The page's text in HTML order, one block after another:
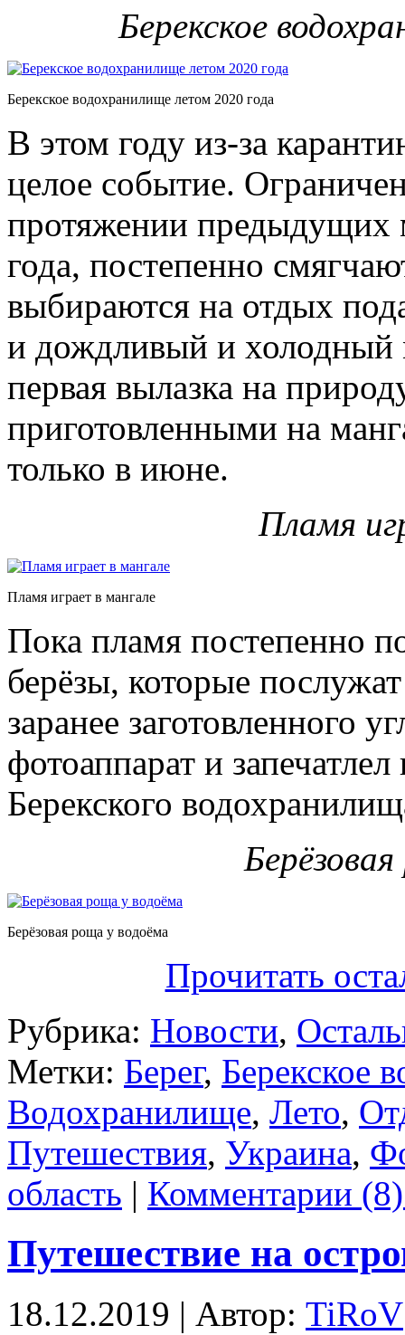
Берекское
Берекское водохранилище летом 2020 года
В этом году из-за
целое событие.
протяжении предыдущих
года, постепенно
выбираются на отдых
и дождливый и холодный
первая вылазка на
приготовленными на
только в июне.
Пламя
Пламя играет в мангале
Пока пламя постепенно
берёзы, которые
заранее заготовленного
фотоаппарат и
Берекского
Берёзовая роща у водоёма
Прочитать
Рубрика: Новости,
Метки: Берег, Берекское
Водохранилище, Лето,
Путешествия, Украина,
область | Комментарии
Путешествие на
18.12.2019 | Автор: TiRoV